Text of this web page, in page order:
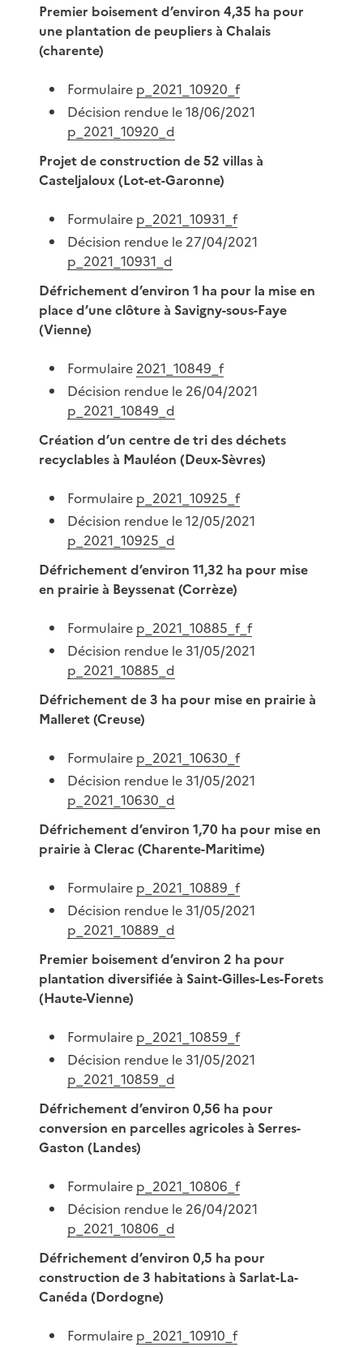
Premier boisement d’environ 4,35 ha pour
une plantation de peupliers à Chalais
(charente)
Formulaire p_2021_10920_f
Décision rendue le 18/06/2021
p_2021_10920_d
Projet de construction de 52 villas à
Casteljaloux (Lot-et-Garonne)
Formulaire p_2021_10931_f
Décision rendue le 27/04/2021
p_2021_10931_d
Défrichement d’environ 1 ha pour la mise en
place d’une clôture à Savigny-sous-Faye
(Vienne)
Formulaire 2021_10849_f
Décision rendue le 26/04/2021
p_2021_10849_d
Création d’un centre de tri des déchets
recyclables à Mauléon (Deux-Sèvres)
Formulaire p_2021_10925_f
Décision rendue le 12/05/2021
p_2021_10925_d
Défrichement d’environ 11,32 ha pour mise
en prairie à Beyssenat (Corrèze)
Formulaire p_2021_10885_f_f
Décision rendue le 31/05/2021
p_2021_10885_d
Défrichement de 3 ha pour mise en prairie à
Malleret (Creuse)
Formulaire p_2021_10630_f
Décision rendue le 31/05/2021
p_2021_10630_d
Défrichement d’environ 1,70 ha pour mise en
prairie à Clerac (Charente-Maritime)
Formulaire p_2021_10889_f
Décision rendue le 31/05/2021
p_2021_10889_d
Premier boisement d’environ 2 ha pour
plantation diversifiée à Saint-Gilles-Les-Forets
(Haute-Vienne)
Formulaire p_2021_10859_f
Décision rendue le 31/05/2021
p_2021_10859_d
Défrichement d’environ 0,56 ha pour
conversion en parcelles agricoles à Serres-
Gaston (Landes)
Formulaire p_2021_10806_f
Décision rendue le 26/04/2021
p_2021_10806_d
Défrichement d’environ 0,5 ha pour
construction de 3 habitations à Sarlat-La-
Canéda (Dordogne)
Formulaire p_2021_10910_f